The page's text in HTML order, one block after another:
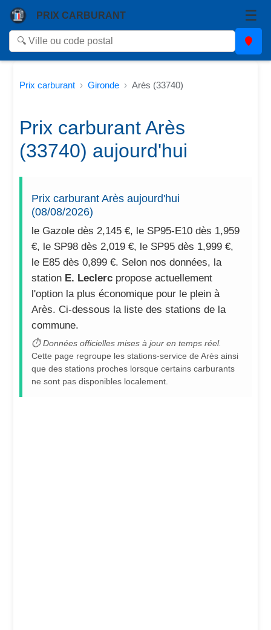
PRIX CARBURANT ☰
Prix carburant Gironde Arès (33740)
Prix carburant Arès
(33740) aujourd'hui
Prix carburant Arès aujourd'hui
(08/08/2026)
le Gazole dès 2,145 €, le SP95-E10 dès 1,959
€, le SP98 dès 2,019 €, le SP95 dès 1,999 €,
le E85 dès 0,899 €. Selon nos données, la
station E. Leclerc propose actuellement
l'option la plus économique pour le plein à
Arès. Ci-dessous la liste des stations de la
commune.
⏱ Données officielles mises à jour en temps réel.
Cette page regroupe les stations-service de Arès ainsi
que des stations proches lorsque certains carburants
ne sont pas disponibles localement.